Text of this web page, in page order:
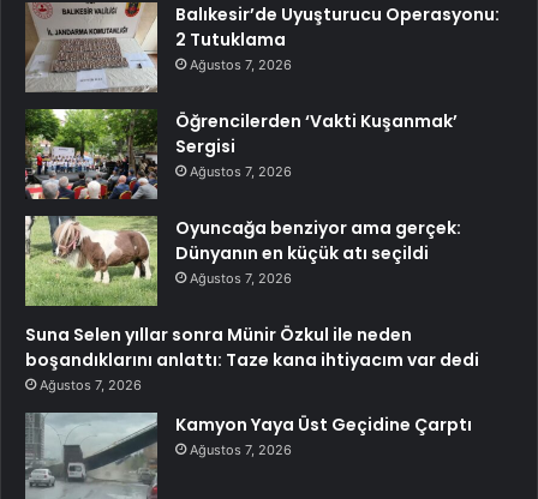
Balıkesir’de Uyuşturucu Operasyonu:
2 Tutuklama
Ağustos 7, 2026
Öğrencilerden ‘Vakti Kuşanmak’
Sergisi
Ağustos 7, 2026
Oyuncağa benziyor ama gerçek:
Dünyanın en küçük atı seçildi
Ağustos 7, 2026
Suna Selen yıllar sonra Münir Özkul ile neden
boşandıklarını anlattı: Taze kana ihtiyacım var dedi
Ağustos 7, 2026
Kamyon Yaya Üst Geçidine Çarptı
Ağustos 7, 2026